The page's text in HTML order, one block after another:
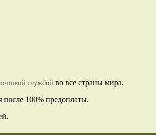
службой во все страны мира.
после 100% предоплаты.